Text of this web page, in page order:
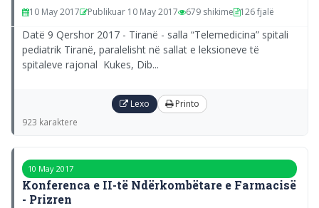
10 May 2017 Publikuar 10 May 2017 679 shikime 126 fjalë
Datë 9 Qershor 2017 - Tiranë - salla “Telemedicina” spitali
pediatrik Tiranë, paralelisht në sallat e leksioneve të
spitaleve rajonal Kukes, Dib...
Lexo Printo
923 karaktere
10 May 2017
Konferenca e II-të Ndërkombëtare e Farmacisë
- Prizren